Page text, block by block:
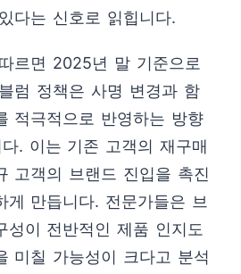
다는 신호로 읽힙니다.
르면 2025년 말 기준으로
럼 정책은 사명 변경과 함
적극적으로 반영하는 방향
. 이는 기존 고객의 재구매
고객의 브랜드 진입을 촉진
게 만듭니다. 전문가들은 브
성이 전반적인 제품 인지도
미칠 가능성이 크다고 분석